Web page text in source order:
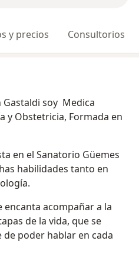
y precios Consultorios
soy Medica
y Obstetricia, Formada en
en el Sanatorio Güemes
habilidades tanto en
acompañar a la
de la vida, que se
poder hablar en cada